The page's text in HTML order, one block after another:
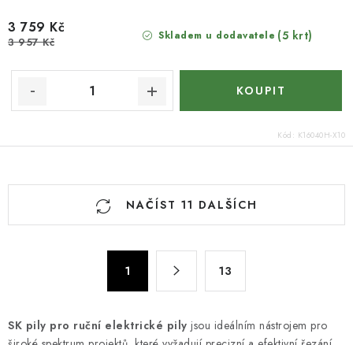
Skladem u dodavatele (5 krt)
3 759 Kč
3 957 Kč
Kód: K16040H-X10
O
c
í
NAČÍST 11 DALŠÍCH
á
n
1 13
SK pily pro ruční elektrické pily jsou ideálním nástrojem pro